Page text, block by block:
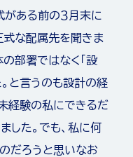
がある前の３月末に
式な配属先を聞きま
部署ではなく「設
と言うのも設計の経
経験の私にできるだ
した。でも、私に何
だろうと思いなお